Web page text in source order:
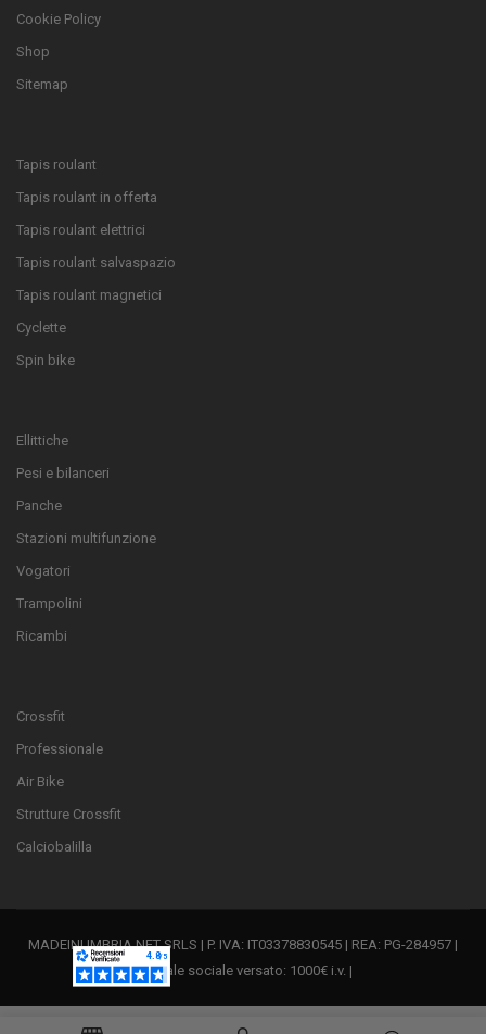
Cookie Policy
Shop
Sitemap
Tapis roulant
Tapis roulant in offerta
Tapis roulant elettrici
Tapis roulant salvaspazio
Tapis roulant magnetici
Cyclette
Spin bike
Ellittiche
Pesi e bilanceri
Panche
Stazioni multifunzione
Vogatori
Trampolini
Ricambi
Crossfit
Professionale
Air Bike
Strutture Crossfit
Calciobalilla
MADEINUMBRIA.NET SRLS | P. IVA: IT03378830545 | REA: PG-284957 |
Capitale sociale versato: 1000€ i.v. |